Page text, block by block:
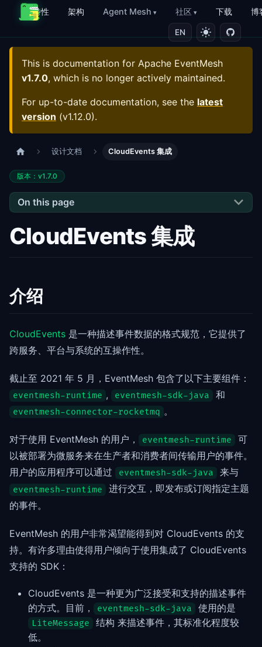
特性 架构 Agent Mesh 社区 下载 博
EN
This is documentation for Apache EventMesh
v1.7.0, which is no longer actively maintained.
For up-to-date documentation, see the latest
version (v1.12.0).
设计文档 CloudEvents 集成
版本：v1.7.0
On this page
CloudEvents 集成
介绍
CloudEvents 是一种描述事件数据的格式规范，它提供了
跨服务、平台与系统的互操作性。
截止至 2021 年 5 月，EventMesh 包含了以下主要组件：
eventmesh-runtime , eventmesh-sdk-java 和
eventmesh-connector-rocketmq 。
对于使用 EventMesh 的用户， eventmesh-runtime
可
以被部署为微服务来在生产者和消费者间传输用户的事件。
用户的应用程序可以通过
eventmesh-sdk-java 来与
eventmesh-runtime
进行交互，即发布或订阅指定主题
的事件。
EventMesh 的用户非常渴望能得到对 CloudEvents 的支
持。有许多理由使得用户倾向于使用集成了 CloudEvents
支持的 SDK：
CloudEvents 是一种更为广泛接受和支持的描述事件
的方式。目前，
eventmesh-sdk-java 使用的是
LiteMessage
结构 来描述事件，其标准化程度较
低。